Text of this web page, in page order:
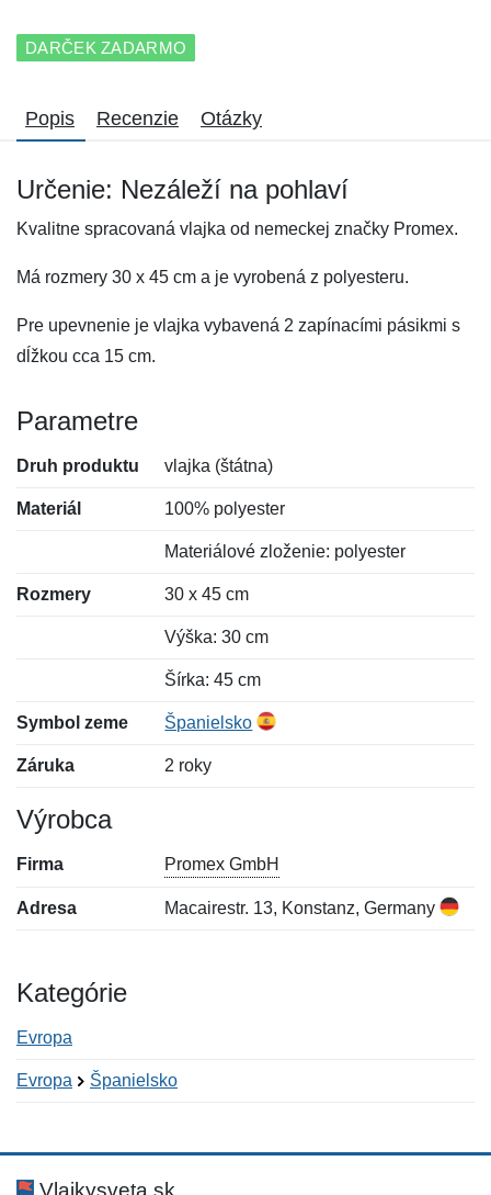
DARČEK ZADARMO
Popis Recenzie Otázky
Určenie: Nezáleží na pohlaví
Kvalitne spracovaná vlajka od nemeckej značky Promex.
Má rozmery 30 x 45 cm a je vyrobená z polyesteru.
Pre upevnenie je vlajka vybavená 2 zapínacími pásikmi s
dĺžkou cca 15 cm.
Parametre
Druh produktu vlajka (štátna)
Materiál 100% polyester
Materiálové zloženie: polyester
Rozmery 30 x 45 cm
Výška: 30 cm
Šírka: 45 cm
Symbol zeme Španielsko
Záruka 2 roky
Výrobca
Firma Promex GmbH
Adresa Macairestr. 13, Konstanz, Germany
Kategórie
Evropa
Evropa Španielsko
Hodnotenie:
Meno:
Vlajkysveta.sk